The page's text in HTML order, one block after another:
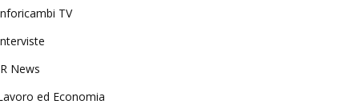
TV
News
ed Economia